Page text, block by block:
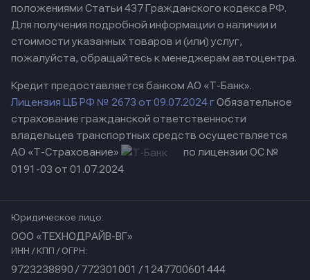
положениями Статьи 437 Гражданского кодекса РФ.
Для получения подробной информации о наличии и
стоимости указанных товаров и (или) услуг,
пожалуйста, обращайтесь к менеджерам автоцентра.
Кредит предоставляется банком АО «Т-Банк».
Лицензия ЦБ РФ № 2673 от 09.07.2024 гОбязательное
страхование гражданской ответственности
владельцев транспортных средств осуществляется
АО «Т-Страхование»
по лицензии ОС №
0191-03 от 01.07.2024
Юридическое лицо:
ООО «ТЕХНОДРАЙВ-ВГ»
ИНН / КПП / ОГРН:
9723238890 / 772301001 / 1247700601444